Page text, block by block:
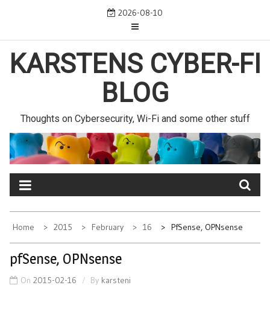
content
2026-08-10
KARSTENS CYBER-FI
BLOG
Thoughts on Cybersecurity, Wi-Fi and some other stuff
Home 2015 February 16 PfSense, OPNsense
pfSense, OPNsense
On 2015-02-16 By karsteni